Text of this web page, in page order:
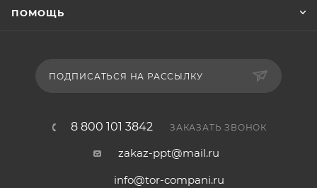
ПОМОЩЬ
ПОДПИСАТЬСЯ НА РАССЫЛКУ
8 800 101 3842 ЗАКАЗАТЬ ЗВОНОК
zakaz-ppt@mail.ru
info@tor-compani.ru